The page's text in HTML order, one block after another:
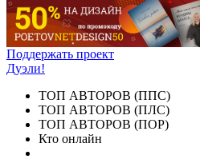
Поддержать проект
Дуэли!
ТОП АВТОРОВ (ППС)
ТОП АВТОРОВ (ПЛС)
ТОП АВТОРОВ (ПОР)
Кто онлайн